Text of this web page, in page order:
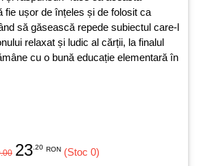
fie ușor de înțeles și de folosit ca
să găsească repede subiectul care-l
relaxat și ludic al cărții, la finalul
cu o bună educație elementară în
23 .20 RON (Stoc 0)